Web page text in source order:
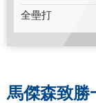
全壘打
馬傑森致勝